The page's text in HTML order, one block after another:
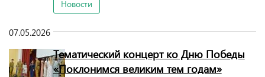
Новости
07.05.2026
Тематический концерт ко Дню Победы
«Поклонимся великим тем годам»